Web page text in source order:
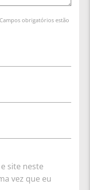
obrigatórios estão
site neste
vez que eu